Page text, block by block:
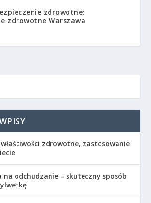
zdrowotne:
zdrowotne Warszawa
zdrowotne, zastosowanie
na odchudzanie – skuteczny sposób